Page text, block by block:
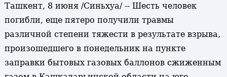
Ташкент, 8 июня /Синьхуа/ -- Шесть человек
погибли, еще пятеро получили травмы
различной степени тяжести в результате взрыва,
произошедшего в понедельник на пункте
заправки бытовых газовых баллонов сжиженным